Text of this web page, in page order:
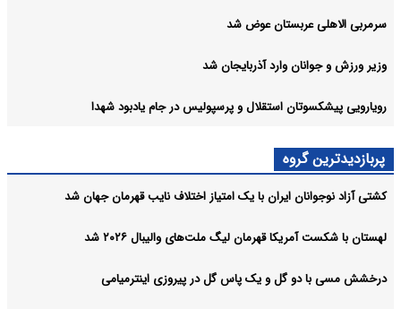
سرمربی الاهلی عربستان عوض شد
وزیر ورزش و جوانان وارد آذربایجان شد
رویارویی پیشکسوتان استقلال و پرسپولیس در جام یادبود شهدا
پربازدیدترین گروه
کشتی آزاد نوجوانان ایران با یک امتیاز اختلاف نایب قهرمان جهان شد
لهستان با شکست آمریکا قهرمان لیگ ملت‌های والیبال ۲۰۲۶ شد
درخشش مسی با دو گل و یک پاس گل در پیروزی اینترمیامی